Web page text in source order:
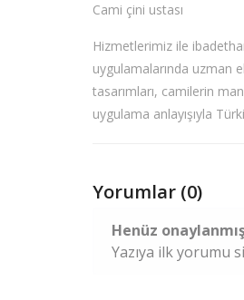
Cami çini ustası
Hizmetlerimiz ile
uygulamalarında uzman
tasarımları, camilerin
uygulama anlayışıyla
Yorumlar (0)
Henüz
Yazıya ilk yorumu